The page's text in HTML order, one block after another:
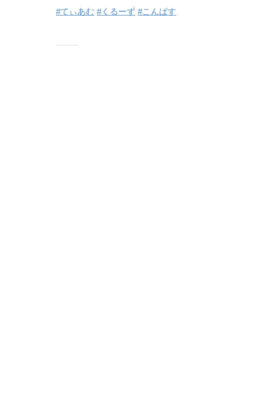
#てぃあむ #くるーず #こんぱす